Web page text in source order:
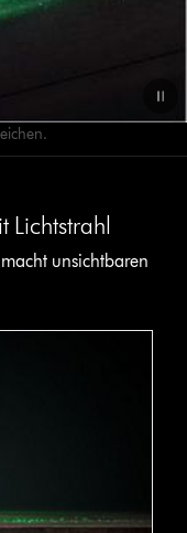
Lichtstrahl
unsichtbaren